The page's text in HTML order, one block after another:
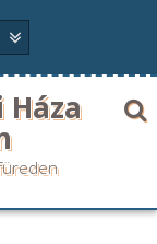
Háza